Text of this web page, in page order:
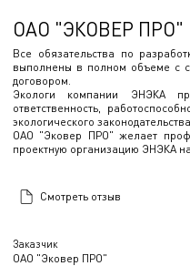
Заказчик
ОАО "Эковер ПРО"
ОАО "ЭКОВЕР ПРО"
Все обязательства по
выполнены в полном объеме с
договором.
Экологи компании ЭНЭКА
ответственность,
экологического законодательства.
ОАО "Эковер ПРО" желает
проектную организацию ЭНЭКА на
Смотреть отзыв